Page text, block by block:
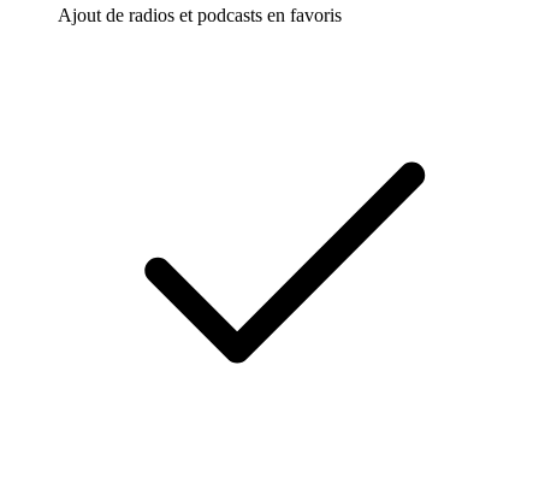
Ajout de radios et podcasts en favoris